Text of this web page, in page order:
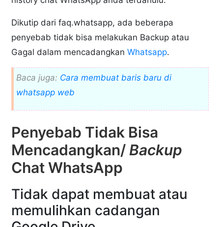
Dikutip dari faq.whatsapp, ada beberapa
penyebab tidak bisa melakukan Backup atau
Gagal dalam mencadangkanWhatsapp.
Baca juga: Cara membuat baris baru di
whatsapp web
Penyebab Tidak Bisa
Mencadangkan/ Backup
Chat WhatsApp
Tidak dapat membuat atau
memulihkan cadangan